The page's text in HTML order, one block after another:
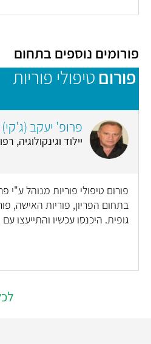
פורומים נוספים בתחום
פורום טיפולי פוריות
פרופ' יעקב
יילוד וגינקולוגיה,
פורום טיפולי פוריות מנוהל
בתחום הפריון, פוריות האישה,
גופית. היכנסו עכשיו והתייעצו